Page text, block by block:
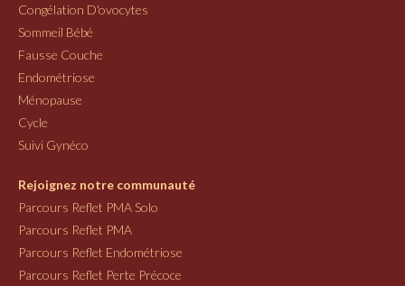
Congélation D'ovocytes
Sommeil Bébé
Fausse Couche
Endométriose
Ménopause
Cycle
Suivi Gynéco
Rejoignez notre communauté
Parcours Reflet PMA Solo
Parcours Reflet PMA
Parcours Reflet Endométriose
Parcours Reflet Perte Précoce